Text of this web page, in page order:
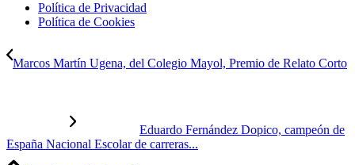
Política de Privacidad
Política de Cookies
Marcos Martín Ugena, del Colegio Mayol, Premio de Relato Corto
Eduardo Fernández Dopico, campeón de
España Nacional Escolar de carreras...